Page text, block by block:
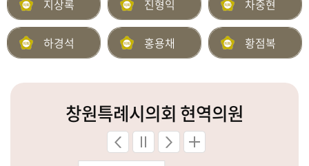
지상록 진형익 차중현
하경석 홍용채 황점복
창원특례시의회 현역의원